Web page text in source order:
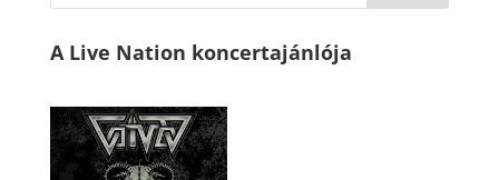
A Live Nation koncertajánlója